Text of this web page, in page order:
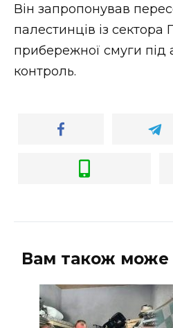
ВІДЕО
Він запропонував
палестинців із сектора
прибережної смуги під
контроль.
Вам також може